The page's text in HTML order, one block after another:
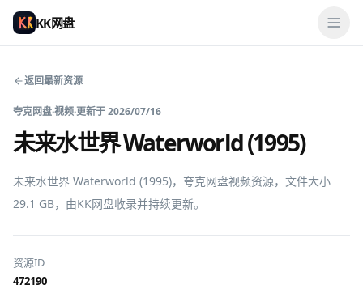
KK网盘
返回最新资源
夸克网盘·视频·更新于2026/07/16
未来水世界 Waterworld (1995)
未来水世界 Waterworld (1995)，夸克网盘视频资源，文件大小
29.1 GB，由KK网盘收录并持续更新。
资源ID
472190